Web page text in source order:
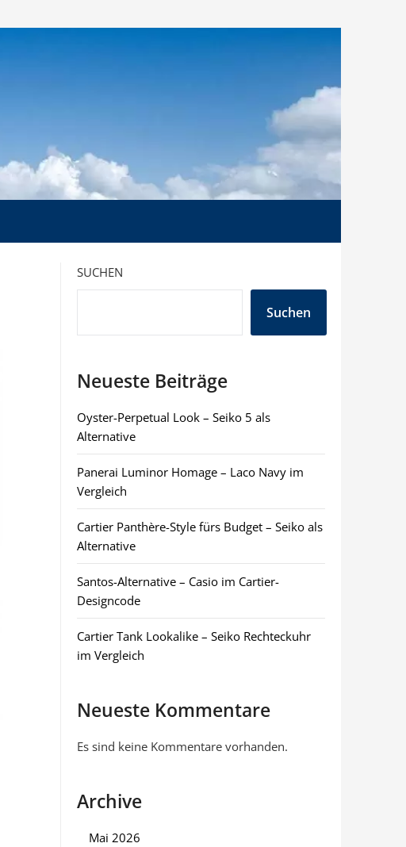
SUCHEN
Suchen
Neueste Beiträge
Oyster-Perpetual Look – Seiko 5 als
Alternative
Panerai Luminor Homage – Laco Navy im
Vergleich
Cartier Panthère-Style fürs Budget – Seiko als
Alternative
Santos-Alternative – Casio im Cartier-
Designcode
Cartier Tank Lookalike – Seiko Rechteckuhr
im Vergleich
Neueste Kommentare
Es sind keine Kommentare vorhanden.
Archive
Mai 2026